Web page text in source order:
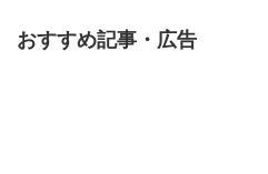
おすすめ記事・広告